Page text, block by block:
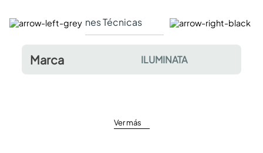
Especificaciones Técnicas Comentarios y
Marca ILUMINATA
Ver más